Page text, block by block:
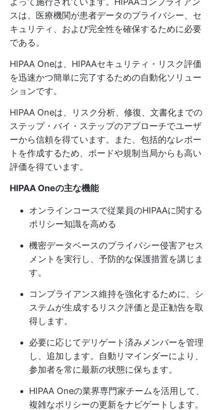
スは、医療機関が患者データのプライバシー、セ
キュリティ、および完全性を確保するために必要
である。
HIPAA Oneは、HIPAAセキュリティ・リスク評価
を迅速かつ簡単に完了するための自動化ソリュー
ションです。
HIPAA Oneは、リスク分析、修復、文書化までの
ステップ・バイ・ステップのアプローチでユーザ
ーから信頼を得ています。また、包括的なレポー
トを作成するため、ボードや規制当局からも高い
評価を得ています。
HIPAA Oneの主な機能
オンラインコースで従業員のHIPAAに関する
ポリシー知識を高める
機密データベースのプライバシー侵害アセス
メントを実行し、予防的な保護措置を講じま
す。
コンプライアンス維持を強化するために、シ
ステムが生成するリスク評価と是正勧告を取
得します。
必要に応じてデリゲート済みメンバーを管理
し、追加します。自動リマインダーにより、
参加者を常に最新の状態に保ちます。
HIPAA Oneの業界専門家チームを活用して、
複雑なポリシーの更新をナビゲートします。